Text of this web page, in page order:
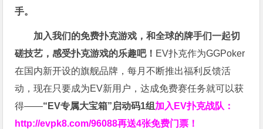
手。
加入我们的免费扑克游戏，和全球的牌手们一起切
磋技艺，感受扑克游戏的乐趣吧！ EV扑克作为GGPoker
在国内新开设的旗舰品牌，每月不断推出福利反馈活
动，现在只要成为EV新用户，达成免费赛任务就可以获
得——“EV专属大宝箱”启动码1组 加入EV扑克战队：
http://evpk8.com/96088再送4张免费门票！